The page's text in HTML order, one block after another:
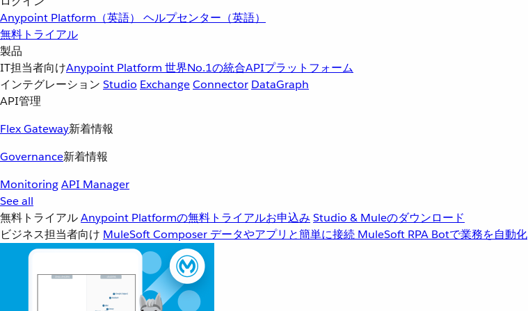
Anypoint Platform（英語） ヘルプセンター（英語）
無料トライアル
製品
IT担当者向けAnypoint Platform 世界No.1の統合APIプラットフォーム
インテグレーション Studio ExchangeConnector DataGraph
API管理
Flex Gateway新着情報
Governance新着情報
MonitoringAPI Manager
See all
無料トライアルAnypoint Platformの無料トライアルお申込み Studio & Muleのダウンロード
ビジネス担当者向け MuleSoft Composer データやアプリと簡単に接続 MuleSoft RPA Botで業務を自動化